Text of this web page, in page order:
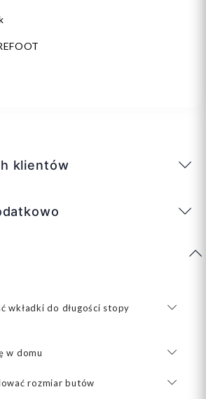
klientów
wkładki do długości stopy
w domu
rozmiar butów